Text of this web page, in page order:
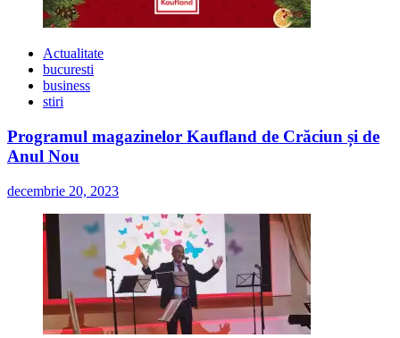
Actualitate
bucuresti
business
stiri
Programul magazinelor Kaufland de Crăciun și de
Anul Nou
decembrie 20, 2023